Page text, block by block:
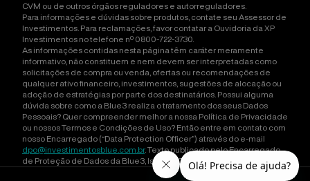
CVM ou de outros órgãos reguladores e autorreguladores.
Para informações e dúvidas sobre produtos, contate seu Assessor de
Investimentos. Para reclamações, favor contatar a Ouvidoria da XP
Investimentos no telefone nº 0800-722-3730.
As informações contidas nesta página têm caráter meramente
informativo, não constituem e nem devem ser interpretadas como
solicitações de compra ou venda, ofertas ou recomendações de
qualquer ativo financeiro, investimentos, sugestões de alocação ou
adoção de estratégias por parte dos destinatários. Possui alguma
dúvida sobre como a Blue3 realiza o tratamento dos seus Dados
Pessoais? Quer compreender melhor a nossa Política de Privacidade
ou nossos Termos e Condições de Uso? Então entre em contato com
nosso Encarregado (“Data Protection Officer”) através do e-mail
dpo@investimentosblue.com.br. Texto publicado pelo Encarregado
de Proteção de Dados da Blue3, Isadora Orlandini Carneiro Ducatti